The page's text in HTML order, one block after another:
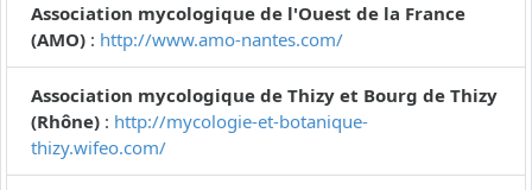
Association mycologique de l'Ouest de la France
(AMO) : http://www.amo-nantes.com/
Association mycologique de Thizy et Bourg de Thizy
(Rhône) : http://mycologie-et-botanique-
thizy.wifeo.com/